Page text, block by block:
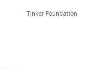
Tinker Foundation